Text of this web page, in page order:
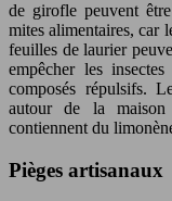
de girofle peuvent
mites alimentaires, car
feuilles de laurier
empêcher les
composés répulsifs.
autour de la
contiennent du
Pièges artisanaux